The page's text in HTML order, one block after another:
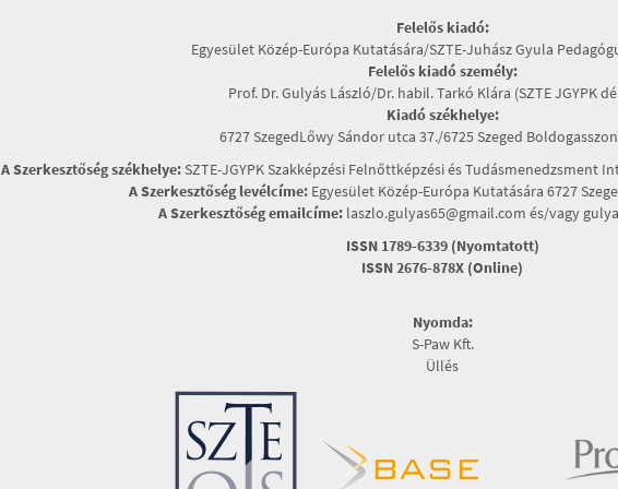
Felelős kiadó:
Egyesület Közép-Európa Kutatására/SZTE-Juhász Gyula
Felelős kiadó személy:
Prof. Dr. Gulyás László/Dr. habil. Tarkó Klára (SZTE JGYPK
Kiadó székhelye:
6727 SzegedLőwy Sándor utca 37./6725 Szeged
A Szerkesztőség székhelye:SZTE-JGYPK Szakképzési Felnőttképzési és Tudásmenedzsment
A Szerkesztőség levélcíme: Egyesület Közép-Európa Kutatására 6727
A Szerkesztőség emailcíme:laszlo.gulyas65@gmail.com és/vagy
ISSN 1789-6339 (Nyomtatott)
ISSN 2676-878X (Online)
Nyomda:
S-Paw Kft.
Üllés